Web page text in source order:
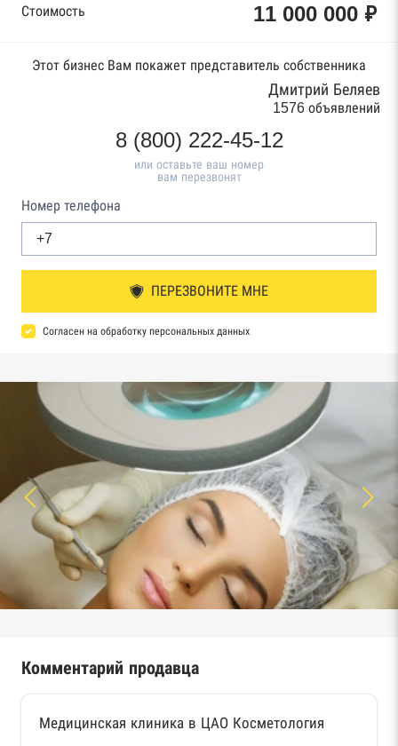
Стоимость 11 000 000 ₽
Этот бизнес Вам покажет представитель собственника
Дмитрий Беляев
1576 объявлений
8 (800) 222-45-12
или оставьте ваш номер
вам перезвонят
Номер телефона
ПЕРЕЗВОНИТЕ МНЕ
Согласен на обработку персональных данных
Комментарий продавца
Медицинская клиника в ЦАО Косметология